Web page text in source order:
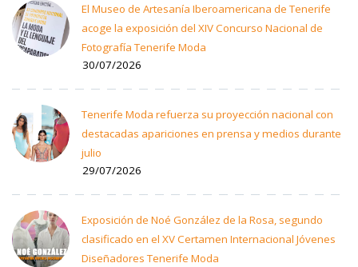
El Museo de Artesanía Iberoamericana de Tenerife
acoge la exposición del XIV Concurso Nacional de
Fotografía Tenerife Moda
30/07/2026
Tenerife Moda refuerza su proyección nacional con
destacadas apariciones en prensa y medios durante
julio
29/07/2026
Exposición de Noé González de la Rosa, segundo
clasificado en el XV Certamen Internacional Jóvenes
Diseñadores Tenerife Moda